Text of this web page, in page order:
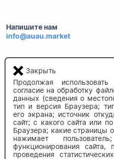
Напишите нам
info@auau.market
236027, г.Калининград
ул.Калязинская 6, оф. 2
© 2020-2026 auau.market
Закрыть
Продолжая
согласие на обработку
данных (сведения о
тип и версия Браузера;
его экрана; источник
сайт; с какого сайта или
Браузера; какие страницы
нажимает
функционирования сайта,
проведения